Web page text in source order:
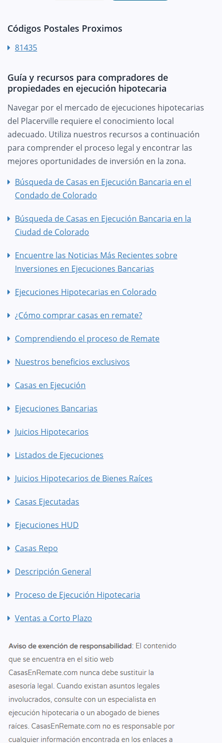
Códigos Postales Proximos
81435
Guía y recursos para compradores de
propiedades en ejecución hipotecaria
Navegar por el mercado de ejecuciones hipotecarias
del Placerville requiere el conocimiento local
adecuado. Utiliza nuestros recursos a continuación
para comprender el proceso legal y encontrar las
mejores oportunidades de inversión en la zona.
Búsqueda de Casas en Ejecución Bancaria en el
Condado de Colorado
Búsqueda de Casas en Ejecución Bancaria en la
Ciudad de Colorado
Encuentre las Noticias Más Recientes sobre
Inversiones en Ejecuciones Bancarias
Ejecuciones Hipotecarias en Colorado
¿Cómo comprar casas en remate?
Comprendiendo el proceso de Remate
Nuestros beneficios exclusivos
Casas en Ejecución
Ejecuciones Bancarias
Juicios Hipotecarios
Listados de Ejecuciones
Juicios Hipotecarios de Bienes Raíces
Casas Ejecutadas
Ejecuciones HUD
Casas Repo
Descripción General
Proceso de Ejecución Hipotecaria
Ventas a Corto Plazo